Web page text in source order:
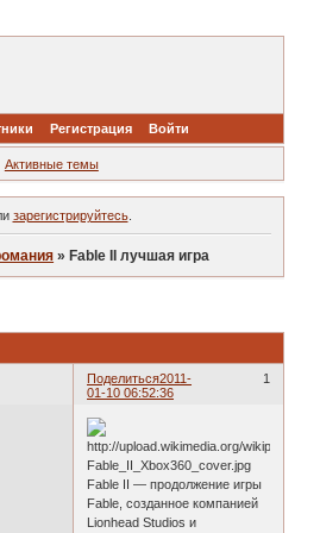
Регистрация Войти
Активные темы
зарегистрируйтесь.
» Fable II лучшая игра
Поделиться 1
2011-
01-10 06:52:36
Fable II — продолжение игры
Fable, созданное компанией
Lionhead Studios и